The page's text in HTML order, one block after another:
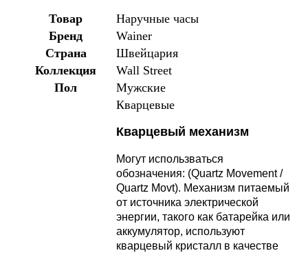
Товар
Наручные часы
Бренд
Wainer
Страна
Швейцария
Коллекция
Wall Street
Пол
Мужские
Кварцевые
Кварцевый механизм
Могут использваться
обозначения: (Quartz Movement /
Quartz Movt). Механизм питаемый
от источника электрической
энергии, такого как батарейка или
аккумулятор, используют
кварцевый кристалл в качестве